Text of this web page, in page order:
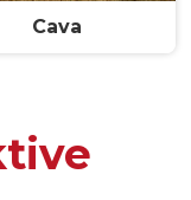
Cava